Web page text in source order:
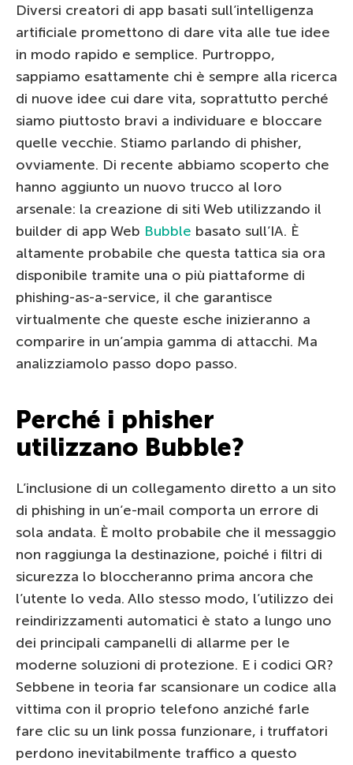
Diversi creatori di app basati sull’intelligenza
artificiale promettono di dare vita alle tue idee
in modo rapido e semplice. Purtroppo,
sappiamo esattamente chi è sempre alla ricerca
di nuove idee cui dare vita, soprattutto perché
siamo piuttosto bravi a individuare e bloccare
quelle vecchie. Stiamo parlando di phisher,
ovviamente. Di recente abbiamo scoperto che
hanno aggiunto un nuovo trucco al loro
arsenale: la creazione di siti Web utilizzando il
builder di app Web Bubble basato sull’IA. È
altamente probabile che questa tattica sia ora
disponibile tramite una o più piattaforme di
phishing-as-a-service, il che garantisce
virtualmente che queste esche inizieranno a
comparire in un’ampia gamma di attacchi. Ma
analizziamolo passo dopo passo.
Perché i phisher
utilizzano Bubble?
L’inclusione di un collegamento diretto a un sito
di phishing in un’e-mail comporta un errore di
sola andata. È molto probabile che il messaggio
non raggiunga la destinazione, poiché i filtri di
sicurezza lo bloccheranno prima ancora che
l’utente lo veda. Allo stesso modo, l’utilizzo dei
reindirizzamenti automatici è stato a lungo uno
dei principali campanelli di allarme per le
moderne soluzioni di protezione. E i codici QR?
Sebbene in teoria far scansionare un codice alla
vittima con il proprio telefono anziché farle
fare clic su un link possa funzionare, i truffatori
perdono inevitabilmente traffico a questo